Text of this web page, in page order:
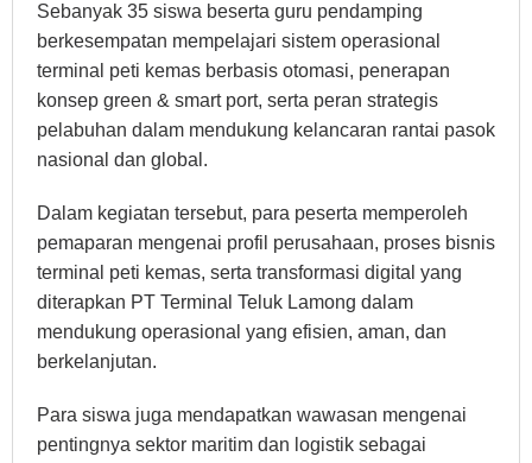
Sebanyak 35 siswa beserta guru pendamping
berkesempatan mempelajari sistem operasional
terminal peti kemas berbasis otomasi, penerapan
konsep green & smart port, serta peran strategis
pelabuhan dalam mendukung kelancaran rantai pasok
nasional dan global.
Dalam kegiatan tersebut, para peserta memperoleh
pemaparan mengenai profil perusahaan, proses bisnis
terminal peti kemas, serta transformasi digital yang
diterapkan PT Terminal Teluk Lamong dalam
mendukung operasional yang efisien, aman, dan
berkelanjutan.
Para siswa juga mendapatkan wawasan mengenai
pentingnya sektor maritim dan logistik sebagai